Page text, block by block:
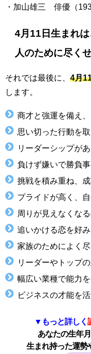
・加山雄三 俳優（
4月11日生まれは
人のために尽く
それでは最後に、 4月
します。
商才と強運を備え
思い切った行動を
リーダーシップが
負けず嫌いで勝負
挑戦を積み重ね、
プライドが高く、
周りが見えなくな
追いかける恋を好
家族のためによく
リーダーやトップ
幅広い業種で能力
ビジネスの才能を
▼もっと詳しく
あなたの生年
生まれ持った運勢